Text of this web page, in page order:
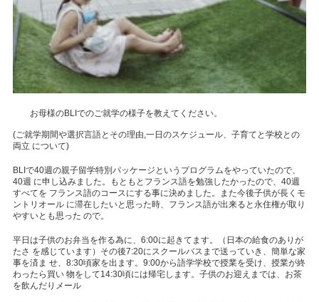
お母様のBLI でのご就学の様子を教えてください。
(ご就学期間や選択言語とその理由,一日のスケジュール、子育てと学校との
両立 について)
BLI で40週の親子留学特別パッケージというプログラムをやっていたので、
40週 に申し込みました。もともとフランス語を勉強したかったので、 40週
すべてを フランス語のコースにする事に決めました。また今後子供が長くモ
ントリオール に滞在したいと思った時、フランス語が出来ると永住権が取り
やすいとも思った ので。
平日は子供のお弁当を作る為に、 6:00に起きてます。（日本の給食のありが
たさ を感じています）その後7:20にスクールバスまで送っていき、簡単な家
事を済ま せ、 8:30頃家を出ます。 9:00から語学学校で授業を受け、授業が終
わったら買い 物をして14:30頃には帰宅します。子供のお迎えまでは、お茶
を飲んだりメール